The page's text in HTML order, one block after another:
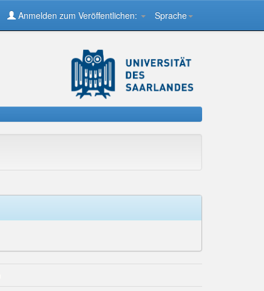
Sprache
Anmelden zum Veröffentlichen: